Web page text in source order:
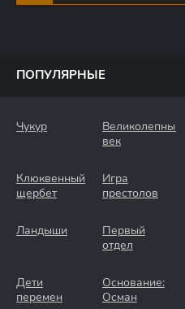
ПОПУЛЯРНЫЕ
Чукур
Великолепный
век
Клюквенный
щербет
Игра
престолов
Ландыши
Первый
отдел
Дети
перемен
Основание:
Осман